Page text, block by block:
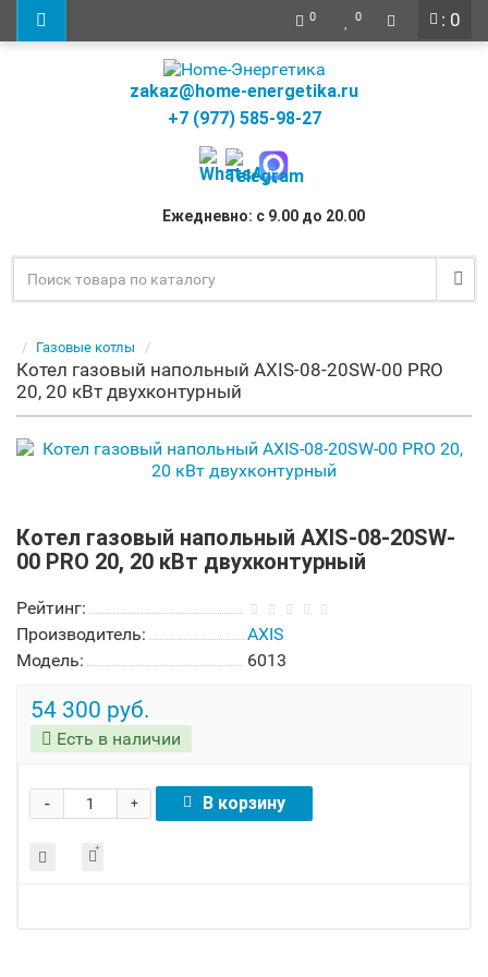
: 0
0 0
zakaz@home-energetika.ru
+7 (977) 585-98-27
Ежедневно: с 9.00 до 20.00
Газовые котлы
Котел газовый напольный AXIS-08-20SW-00 PRO
20, 20 кВт двухконтурный
Котел газовый напольный AXIS-08-20SW-
00 PRO 20, 20 кВт двухконтурный
Рейтинг:
Производитель:
AXIS
Модель:
6013
54 300 руб.
Есть в наличии
+
- В корзину